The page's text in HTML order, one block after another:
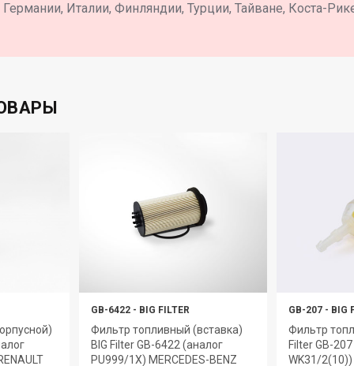
Германии, Италии, Финляндии, Турции, Тайване, Коста-
GB-6422 - BIG FILTER
Фильтр топливный (вставка)
BIG Filter GB-6422 (аналог
PU999/1X) MERCEDES-BENZ
GB-207 - BIG
Фильтр
Filter GB-
WK31/